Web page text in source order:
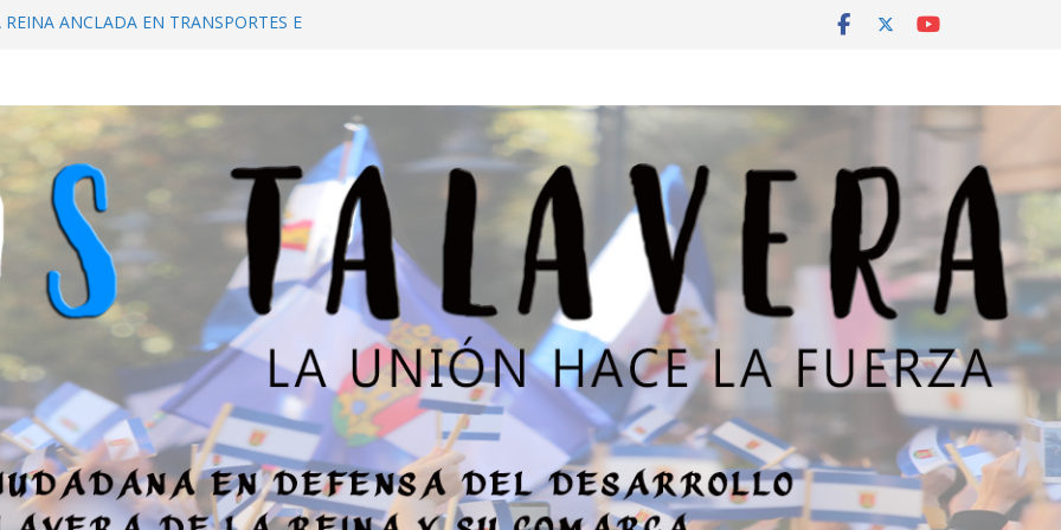
REINA ANCLADA EN TRANSPORTES E
PÚBLICA DE TALAVERA. «ES PARA
LA SITUACIÓN ES GRAVE»
ESTATUTO DE AUTONOMÍA: ¿SE
A TALAVERA DE LA REINA?